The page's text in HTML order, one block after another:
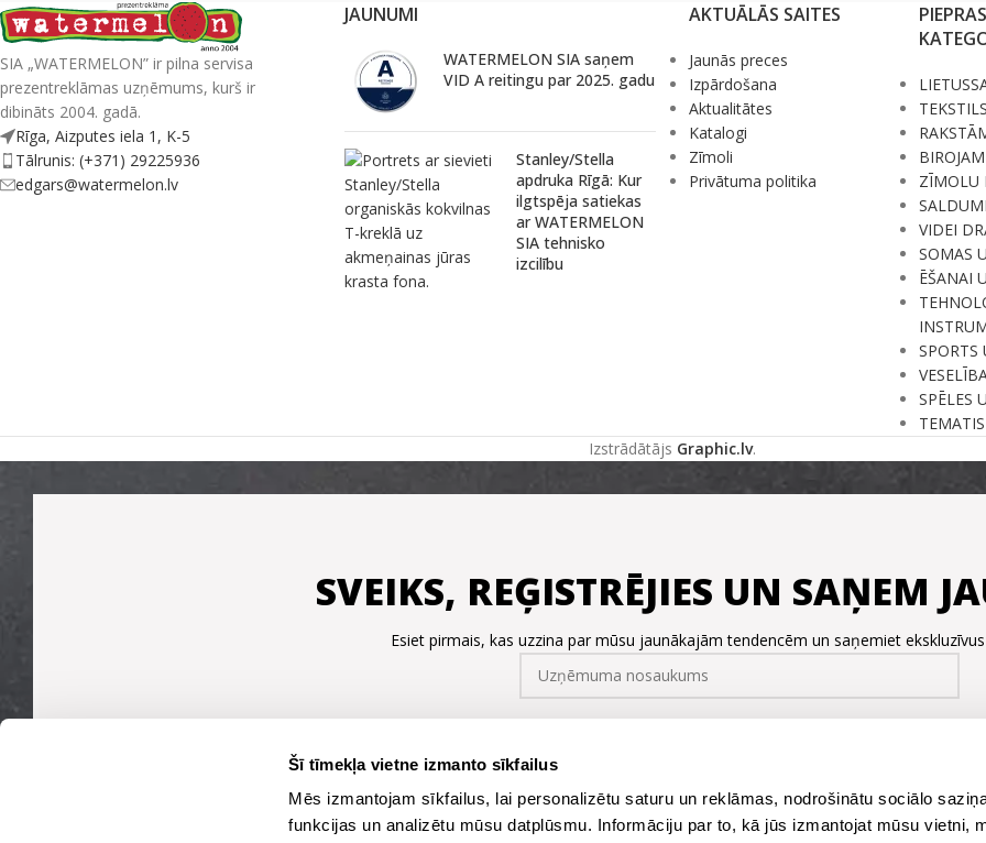
Šī tīmekļa vietne izmanto sīkfailus
Mēs izmantojam sīkfailus, lai personalizētu saturu un reklāmas, nodrošinātu sociālo
funkcijas un analizētu mūsu datplūsmu. Informāciju par to, kā jūs izmantojat mūsu vietni,
SIA „WATERMELON” ir pilna servisa
prezentreklāmas uzņēmums, kurš ir
dibināts 2004. gadā.
Rīga, Aizputes iela 1, K-5
Tālrunis: (+371) 29225936
edgars@watermelon.lv
JAUNUMI
WATERMELON SIA saņem
VID A reitingu par 2025. gadu
Stanley/Stella
apdruka Rīgā: Kur
ilgtspēja satiekas
ar WATERMELON
SIA tehnisko
izcilību
AKTUĀLĀS SAITES
Jaunās preces
Izpārdošana
Aktualitātes
Katalogi
Zīmoli
Privātuma politika
BIROJAM
ZĪMOLU
VIDEI
SOMAS
ĒŠANAI
SPORTS
SPĒLES
Izstrādātājs Graphic.lv.
SVEIKS, REĢISTRĒJIES UN SAŅEM
Esiet pirmais, kas uzzina par mūsu jaunākajām tendencēm un saņemiet